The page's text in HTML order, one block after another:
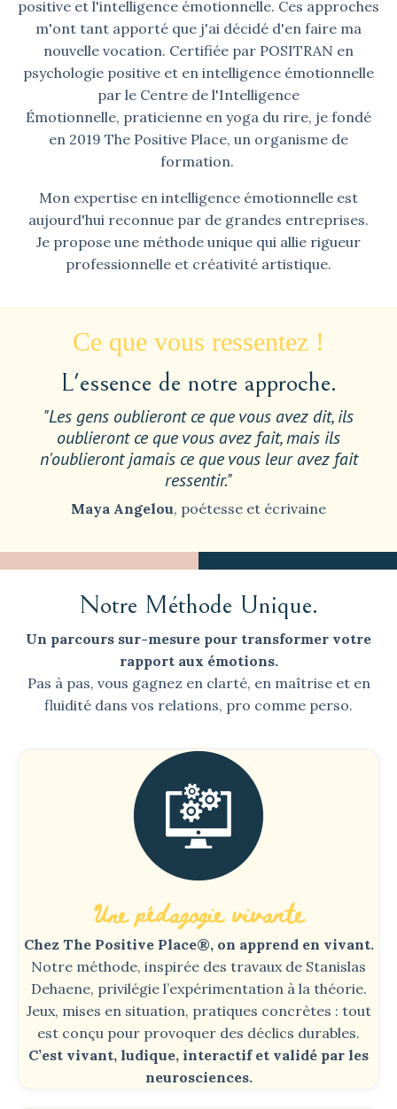
positive et l'intelligence émotionnelle. Ces approches
m'ont tant apporté que j'ai décidé d'en faire ma
nouvelle vocation. Certifiée par POSITRAN en
psychologie positive et en intelligence émotionnelle
par le Centre de l'Intelligence
Émotionnelle, praticienne en yoga du rire, je fondé
en 2019 The Positive Place, un organisme de
formation.
Mon expertise en intelligence émotionnelle est
aujourd'hui reconnue par de grandes entreprises.
Je propose une méthode unique qui allie rigueur
professionnelle et créativité artistique.
Ce que vous ressentez !
L'essence de notre approche.
"Les gens oublieront ce que vous avez dit, ils
oublieront ce que vous avez fait, mais ils
n'oublieront jamais ce que vous leur avez fait
ressentir."
Maya Angelou, poétesse et écrivaine
Notre Méthode Unique.
Un parcours sur-mesure pour transformer votre
rapport aux émotions.
Pas à pas, vous gagnez en clarté, en maîtrise et en
fluidité dans vos relations, pro comme perso.
Une pédagogie vivante
Chez The Positive Place®, on apprend en vivant.
Notre méthode, inspirée des travaux de Stanislas
Dehaene, privilégie l’expérimentation à la théorie.
Jeux, mises en situation, pratiques concrètes : tout
est conçu pour provoquer des déclics durables.
C’est vivant, ludique, interactif et validé par les
neurosciences.